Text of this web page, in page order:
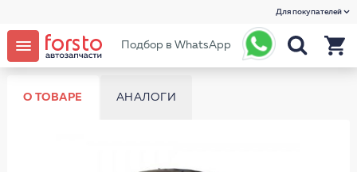
Для покупателей
Подбор в WhatsApp
О ТОВАРЕ АНАЛОГИ